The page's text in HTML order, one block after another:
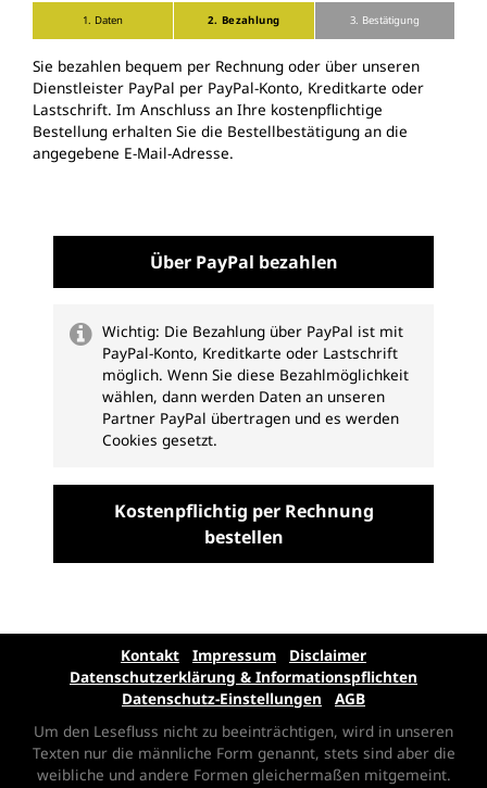
1. Daten 2. Bezahlung 3. Bestätigung
Sie bezahlen bequem per Rechnung oder über unseren
Dienstleister PayPal per PayPal-Konto, Kreditkarte oder
Lastschrift. Im Anschluss an Ihre kostenpflichtige
Bestellung erhalten Sie die Bestellbestätigung an die
angegebene E-Mail-Adresse.
Über PayPal bezahlen
Wichtig: Die Bezahlung über PayPal ist mit
PayPal-Konto, Kreditkarte oder Lastschrift
möglich. Wenn Sie diese Bezahlmöglichkeit
wählen, dann werden Daten an unseren
Partner PayPal übertragen und es werden
Cookies gesetzt.
Kostenpflichtig per Rechnung
bestellen
Kontakt Impressum
Disclaimer
Datenschutzerklärung & Informationspflichten
Datenschutz-Einstellungen
AGB
Um den Lesefluss nicht zu beeinträchtigen, wird in unseren
Texten nur die männliche Form genannt, stets sind aber die
weibliche und andere Formen gleichermaßen mitgemeint.